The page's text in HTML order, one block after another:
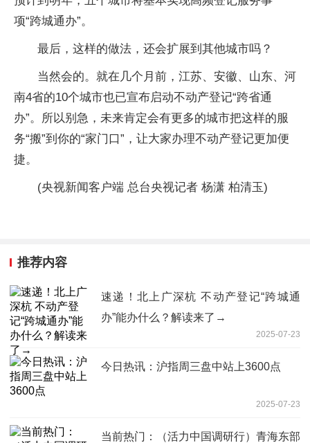
项“跨城通办”。
最后，这样的做法，还会扩展到其他城市吗？
当然会的。就在几个月前，江苏、安徽、山东、河
南4省的10个城市也已宣布启动不动产登记“跨省通
办”。所以别急，未来肯定会有更多的城市把这样的服
务“搬”到你的“家门口”，让大家办理不动产登记更加便
捷。
(央视新闻客户端 总台央视记者 杨潇 柏清玉)
推荐内容
速递！北上广深杭 不动产登记“跨城通
办”能办什么？解读来了→
2025-07-23
今日热讯：沪指周三盘中站上3600点
2025-07-23
当前热门：（活力中国调研行）青海东部